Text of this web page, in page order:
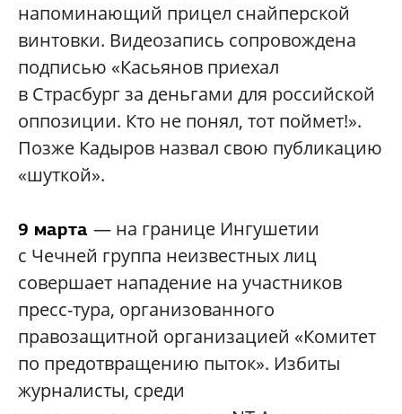
напоминающий прицел снайперской
винтовки. Видеозапись сопровождена
подписью «Касьянов приехал
в Страсбург за деньгами для российской
оппозиции. Кто не понял, тот поймет!».
Позже Кадыров назвал свою публикацию
«шуткой».
9 марта — на границе Ингушетии
с Чечней группа неизвестных лиц
совершает нападение на участников
пресс-тура, организованного
правозащитной организацией «Комитет
по предотвращению пыток». Избиты
журналисты, среди